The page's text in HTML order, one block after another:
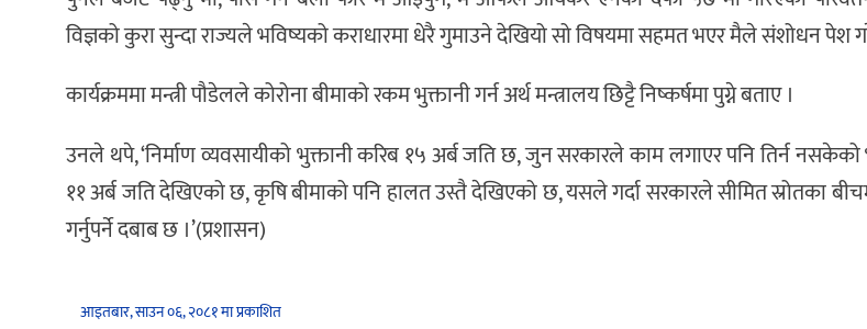
विज्ञको कुरा सुन्दा राज्यले भविष्यको कराधारमा धेरै गुमाउने देखियो सो विषयमा सहमत भएर मैले संशोधन पेश
कार्यक्रममा मन्त्री पौडेलले कोरोना बीमाको रकम भुक्तानी गर्न अर्थ मन्त्रालय छिट्टै निष्कर्षमा पुग्ने बताए ।
उनले थपे, ‘निर्माण व्यवसायीको भुक्तानी करिब १५ अर्ब जति छ, जुन सरकारले काम लगाएर पनि तिर्न नसकेको
११ अर्ब जति देखिएको छ, कृषि बीमाको पनि हालत उस्तै देखिएको छ, यसले गर्दा सरकारले सीमित स्रोतका
गर्नुपर्ने दबाब छ ।’(प्रशासन)
आइतबार, साउन ०६, २०८१ मा प्रकाशित